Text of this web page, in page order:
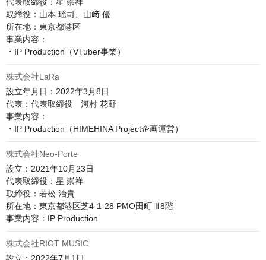
代表取締役：星 崇祥
取締役：山本 瑶司、山﨑 優
所在地：東京都港区
事業内容：
・IP Production（VTuber事業）
株式会社LaRa
設立年月日：2022年3月8日
代表：代表取締役　河村 花野
事業内容：
・IP Production（HIMEHINA Project企画運営）
株式会社Neo-Porte
設立：2021年10月23日
代表取締役：星 崇祥
取締役：若松 治貴
所在地：東京都港区芝4-1-28 PMO田町Ⅲ8階
事業内容：IP Production
株式会社RIOT MUSIC